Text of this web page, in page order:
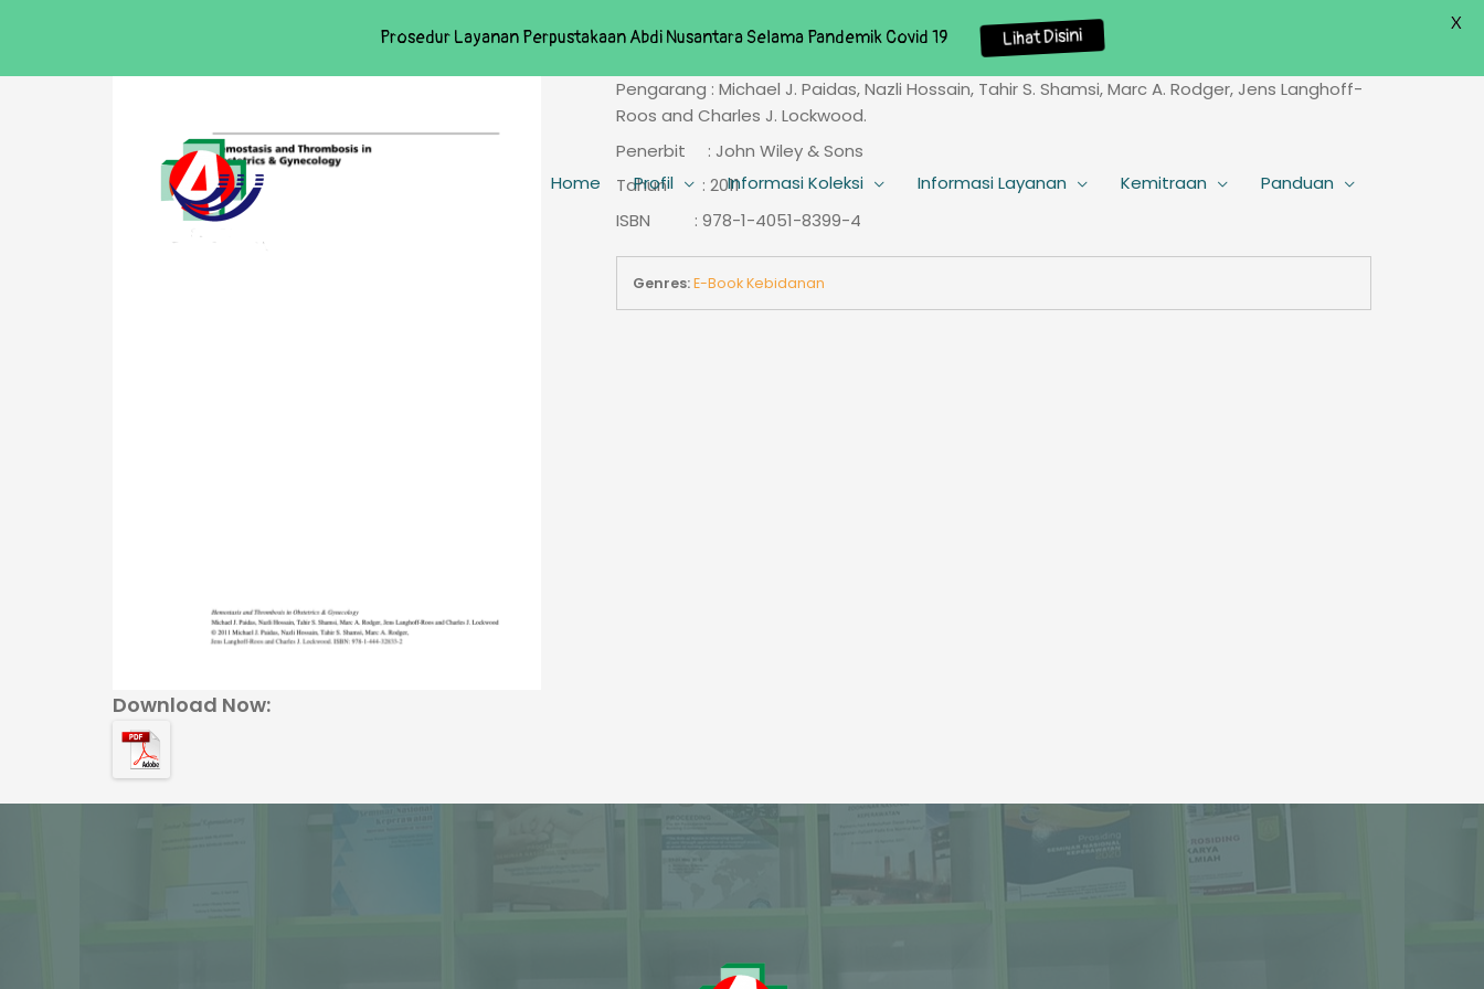
Home Profil Informasi Koleksi Informasi Layanan Kemitraan Panduan
Download Now:
Pengarang : Michael J. Paidas, Nazli Hossain, Tahir S. Shamsi, Marc A. Rodger, Jens Langhoff-
Roos and Charles J. Lockwood.
Penerbit : John Wiley & Sons
Tahun : 2011
ISBN : 978-1-4051-8399-4
Genres:E-Book Kebidanan
Prosedur Layanan Perpustakaan Abdi Nusantara Selama Pandemik Covid 19 Lihat Disini
X